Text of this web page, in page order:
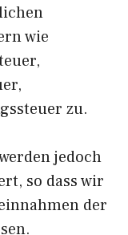
wie
zu.
jedoch
so dass wir
der